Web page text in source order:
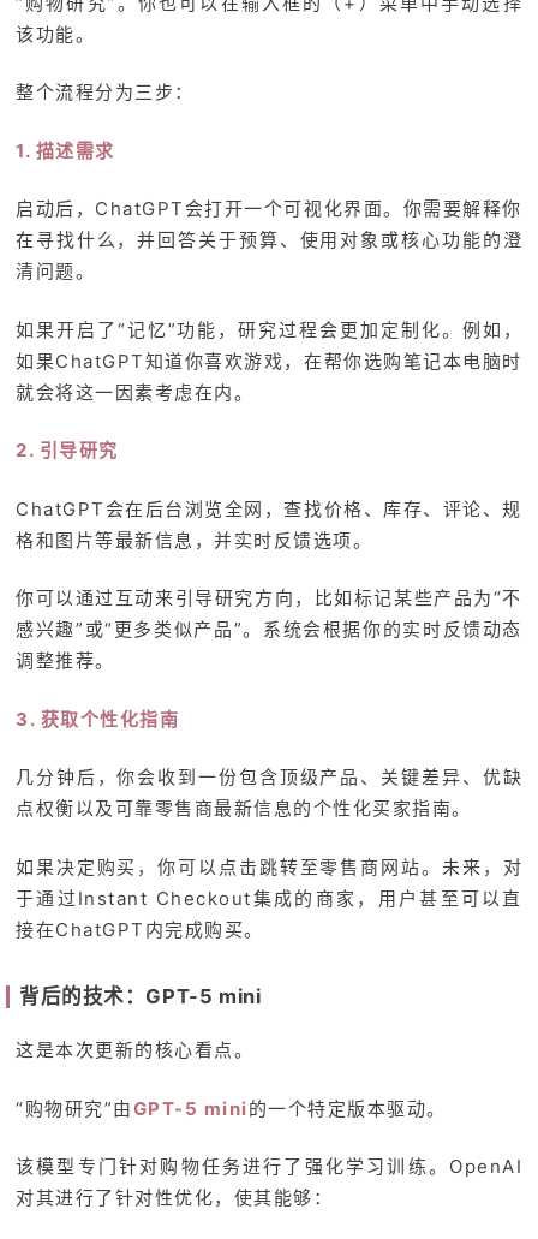
该功能。
整个流程分为三步：
1. 描述需求
启动后，ChatGPT会打开一个可视化界面。你需要解释你
在寻找什么，并回答关于预算、使用对象或核心功能的澄
清问题。
如果开启了“记忆”功能，研究过程会更加定制化。例如，
如果ChatGPT知道你喜欢游戏，在帮你选购笔记本电脑时
就会将这一因素考虑在内。
2. 引导研究
ChatGPT会在后台浏览全网，查找价格、库存、评论、规
格和图片等最新信息，并实时反馈选项。
你可以通过互动来引导研究方向，比如标记某些产品为“不
感兴趣”或“更多类似产品”。系统会根据你的实时反馈动态
调整推荐。
3. 获取个性化指南
几分钟后，你会收到一份包含顶级产品、关键差异、优缺
点权衡以及可靠零售商最新信息的个性化买家指南。
如果决定购买，你可以点击跳转至零售商网站。未来，对
于通过Instant Checkout集成的商家，用户甚至可以直
接在ChatGPT内完成购买。
背后的技术：GPT-5 mini
这是本次更新的核心看点。
“购物研究”由GPT-5 mini的一个特定版本驱动。
该模型专门针对购物任务进行了强化学习训练。OpenAI
对其进行了针对性优化，使其能够：